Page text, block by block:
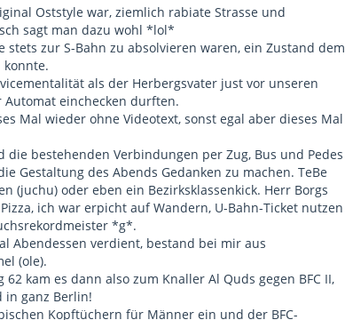
Oststyle war, ziemlich rabiate Strasse und
sagt man dazu wohl *lol*
zur S-Bahn zu absolvieren waren, ein Zustand dem
konnte.
als der Herbergsvater just vor unseren
einchecken durften.
Mal wieder ohne Videotext, sonst egal aber dieses Mal
bestehenden Verbindungen per Zug, Bus und Pedes
Gestaltung des Abends Gedanken zu machen. TeBe
(juchu) oder eben ein Bezirksklassenkick. Herr Borgs
ich war erpicht auf Wandern, U-Bahn-Ticket nutzen
*g*.
Abendessen verdient, bestand bei mir aus
(ole).
kam es dann also zum Knaller Al Quds gegen BFC II,
in ganz Berlin!
Kopftüchern für Männer ein und der BFC-